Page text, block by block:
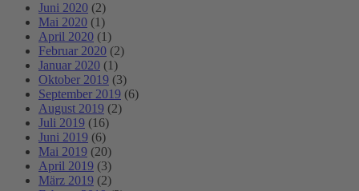
Juni 2020 (2)
Mai 2020 (1)
April 2020 (1)
Februar 2020 (2)
Januar 2020 (1)
Oktober 2019 (3)
September 2019 (6)
August 2019 (2)
Juli 2019 (16)
Juni 2019 (6)
Mai 2019 (20)
April 2019 (3)
März 2019 (2)